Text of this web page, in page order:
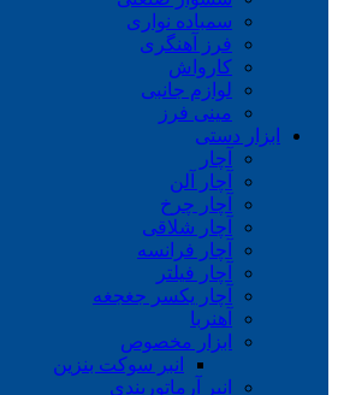
سمباده نواری
فرز آهنگری
کارواش
لوازم جانبی
مینی فرز
ابزار دستی
آچار
آچار آلن
آچار چرخ
آچار شلاقی
آچار فرانسه
آچار فیلتر
آچار یکسر جغجغه
آهنربا
ابزار مخصوص
انبر سوکت بنزین
انبر آرماتوربندی